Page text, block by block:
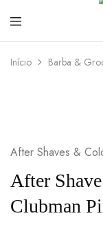
para
Início Barba &
After Shaves &
After
Clubman